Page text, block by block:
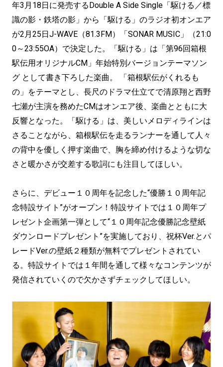
年3月18日に発売するDouble A Side Single「駆ける／標
識の影・鉄塔の影」から「駆ける」のラジオ初オンエア
が2月25日J-WAVE（81.3FM）「SONAR MUSIC」（21:0
0～23:55OA）で決定した。「駆ける」は「第96回箱根
駅伝用オリジナルCM」年始特別バージョンテーマソン
グ として書き下ろした楽曲。 「箱根駅伝がくれるも
の」をテーマとし、長尺のドラマ仕立てで清原翔と西野
七瀬が主演を務めたCMはオンエア後、楽曲とともに大
反響となった。「駆ける」は、美しいメロディラインは
さることながら、箱根駅伝を走るランナーを通して人々
の背中を優しく押す楽曲で、胸を締め付けるような切な
さと暖かさが交差する歌詞にも注目してほしい。
さらに、デビュー１０周年を記念した“優勝１０周年記
念特設サイト”がオープン！特設サイトでは１０周年プ
レゼント企画第一弾として“１０周年記念優勝記念壁紙
ダウンロードプレゼント”を実施しており、祝杯Ver.とパ
レードVer.の壁紙２種類が無料でプレゼントされてい
る。特設サイトでは１年間を通して様々なコンテンツが
発信されていくので欠かさずチェックしてほしい。